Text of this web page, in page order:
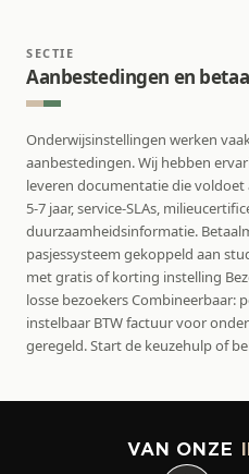
SECTIE
Aanbestedingen en
Onderwijsinstellingen werken
aanbestedingen. Wij hebben
leveren documentatie die voldoet
5-7 jaar, service-SLAs,
duurzaamheidsinformatie.
pasjessysteem gekoppeld aan
met gratis of korting instelling
losse bezoekers Combineerbaar:
instelbaar BTW factuur voor
geregeld. Start de keuzehulp of
VAN ONZE